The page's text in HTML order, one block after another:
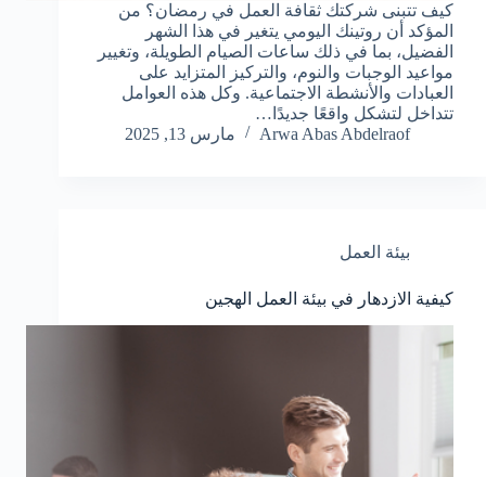
كيف تتبنى شركتك ثقافة العمل في رمضان؟ من
المؤكد أن روتينك اليومي يتغير في هذا الشهر
الفضيل، بما في ذلك ساعات الصيام الطويلة، وتغيير
مواعيد الوجبات والنوم، والتركيز المتزايد على
العبادات والأنشطة الاجتماعية. وكل هذه العوامل
تتداخل لتشكل واقعًا جديدًا…
Arwa Abas Abdelraof
مارس 13, 2025
بيئة العمل
كيفية الازدهار في بيئة العمل الهجين